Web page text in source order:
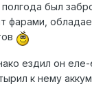
был
фарами,
ездил он еле-
к нему